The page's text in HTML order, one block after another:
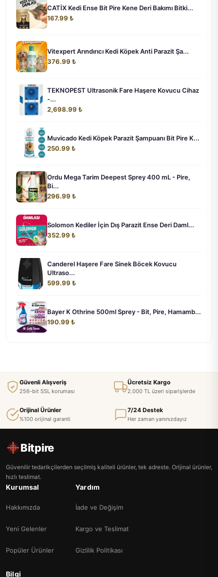
CATİX Kedi Ense Bit Pire Kene Deri Bakımı Bitki...
167.99 ₺
Vitexpert Arındırıcı Kedi Köpek Anti Parazit Şa...
376.99 ₺
TEKNOPEST Ultrasonik Fare Haşere Kovucu Cihaz
-...
2,698.99 ₺
Muvicado Kedi Köpek Parazit Şampuanı Bit Pire K...
250.99 ₺
Ordu Mega Tarim Deepest Sprey 400 mL - Pire,
Bi...
296.99 ₺
Solomon Kediler İçin Dış Parazit Ense Deri Daml...
352.99 ₺
Canderel Haşere Fare Sinek Böcek Kovucu
Ultraso...
599.99 ₺
Bayer K Othrine 500ml Sprey - Bit, Pire, Hamamb...
190.99 ₺
Güvenli Alışveriş
256-bit SSL koruması
Ücretsiz Kargo
2.000 TL üzeri siparişlerde
Orijinal Ürünler
%100 orijinal garanti
7/24 Destek
Her zaman yanınızdayız
Bitpire
Güvenilir tedarikçilerden seçilmiş kaliteli ürünler, tek adreste. Orijinal ürünler,
hızlı teslimat.
Kurumsal
Hakkımızda
Yeni Gelenler
Popüler Ürünler
Yardım
İade ve Değişim
Kargo ve Teslimat
Gizlilik Politikası
Bilgi